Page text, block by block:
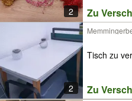
2 Zu
2
Tisch zu
Zu